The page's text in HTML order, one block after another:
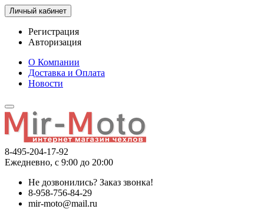
Личный кабинет
Регистрация
Авторизация
О Компании
Доставка и Оплата
Новости
8-495-204-17-92
Ежедневно, с 9:00 до 20:00
Не дозвонились? Заказ звонка!
8-958-756-84-29
mir-moto@mail.ru